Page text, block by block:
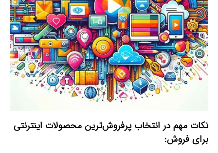
نکات مهم در انتخاب پرفروش‌ترین محصولات اینترنتی
برای فروش: